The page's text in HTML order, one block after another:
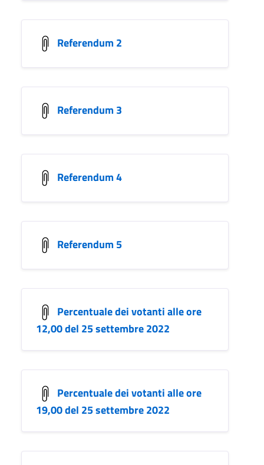
Referendum 2
Referendum 3
Referendum 4
Referendum 5
Percentuale dei votanti alle ore
12,00 del 25 settembre 2022
Percentuale dei votanti alle ore
19,00 del 25 settembre 2022